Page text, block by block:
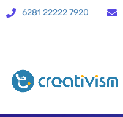
6281 22222 7920